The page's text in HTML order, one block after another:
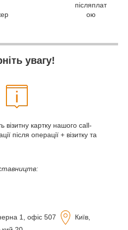
післяплат
ою
увагу!
візитну картку нашого call-
після операції + візитку та
1, офіс 507
Київ,